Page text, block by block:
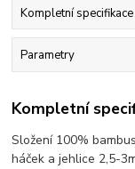
Kompletní specifikace
Parametry
Kompletní
Složení 100%
háček a jehlice 2,5-